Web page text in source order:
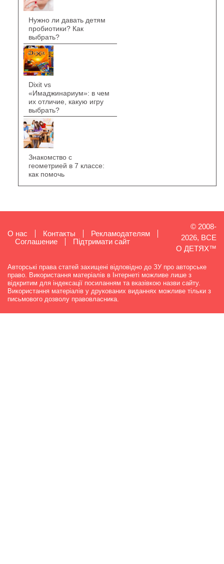
Нужно ли давать детям
пробиотики? Как
выбрать?
Dixit vs
«Имаджинариум»: в чем
их отличие, какую игру
выбрать?
Знакомство с
геометрией в 7 классе:
как помочь
О нас Контакты
Рекламодателям
Cоглашение
Підтримати сайт
© 2008-
2026, ВСЕ
О ДЕТЯХ™
Авторські права статей захищені відповідно до ЗУ про авторське
право. Використання матеріалів в Інтернеті можливе лише з
відкритим для індексації посиланням та вказівкою назви сайту.
Використання матеріалів у друкованих виданнях можливе тільки з
письмового дозволу правовласника.